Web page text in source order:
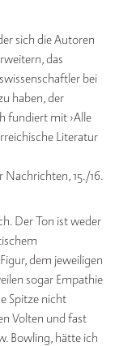
sich die Autoren
das
bei
haben, der
fundiert mit ›Alle
Literatur
Nachrichten, 15./16.
Der Ton ist weder
dem jeweiligen
sogar Empathie
Spitze nicht
Volten und fast
Bowling, hätte ich